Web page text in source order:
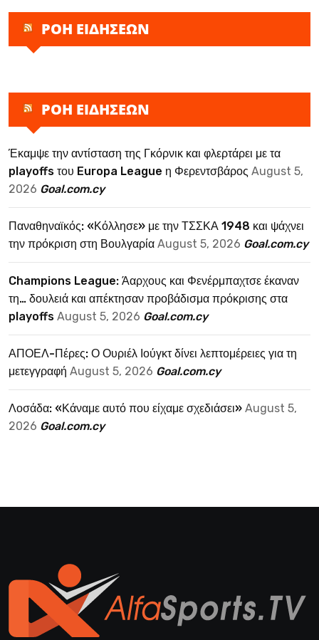
ΡΟΗ ΕΙΔΗΣΕΩΝ
ΡΟΗ ΕΙΔΗΣΕΩΝ
Έκαμψε την αντίσταση της Γκόρνικ και φλερτάρει με τα
playoffs του Europa League η Φερεντσβάρος August 5,
2026 Goal.com.cy
Παναθηναϊκός: «Κόλλησε» με την ΤΣΣΚΑ 1948 και ψάχνει
την πρόκριση στη Βουλγαρία August 5, 2026 Goal.com.cy
Champions League: Άαρχους και Φενέρμπαχτσε έκαναν
τη… δουλειά και απέκτησαν προβάδισμα πρόκρισης στα
playoffs August 5, 2026 Goal.com.cy
ΑΠΟΕΛ-Πέρες: Ο Ουριέλ Ιούγκτ δίνει λεπτομέρειες για τη
μετεγγραφή August 5, 2026 Goal.com.cy
Λοσάδα: «Κάναμε αυτό που είχαμε σχεδιάσει» August 5,
2026 Goal.com.cy